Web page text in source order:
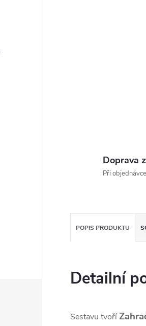
Doprava
Při
POPIS PRODUKTU
Detailní
Sestavu tvoří